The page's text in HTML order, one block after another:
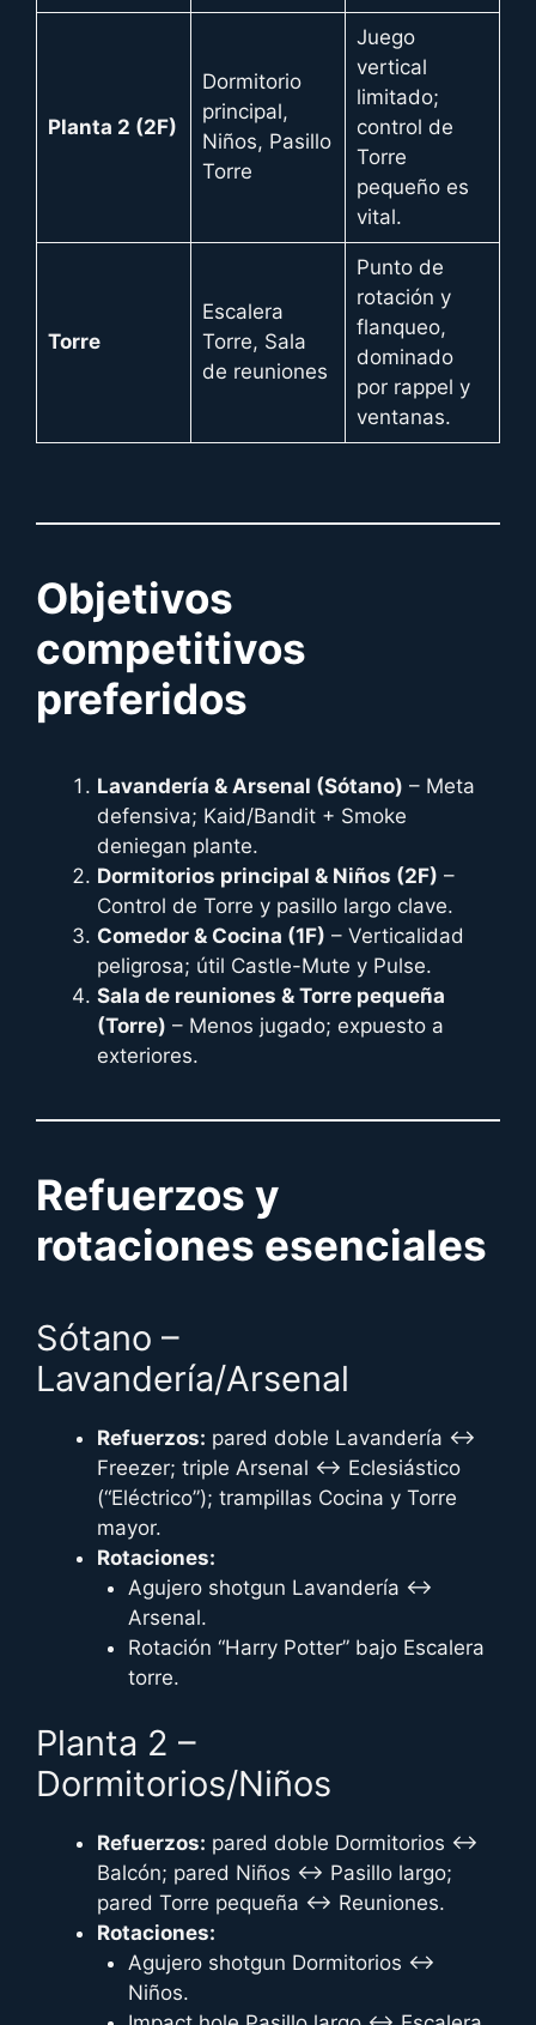
Planta 2 (2F)
Dormitorio
principal,
Niños, Pasillo
Torre
Juego
vertical
limitado;
control de
Torre
pequeño es
vital.
Torre
Escalera
Torre, Sala
de reuniones
Punto de
rotación y
flanqueo,
dominado
por rappel y
ventanas.
Objetivos
competitivos
preferidos
Lavandería & Arsenal (Sótano) – Meta
defensiva; Kaid/Bandit + Smoke
deniegan plante.
Dormitorios principal & Niños (2F) –
Control de Torre y pasillo largo clave.
Comedor & Cocina (1F) – Verticalidad
peligrosa; útil Castle-Mute y Pulse.
Sala de reuniones & Torre pequeña
(Torre) – Menos jugado; expuesto a
exteriores.
Refuerzos y
rotaciones esenciales
Sótano –
Lavandería/Arsenal
Refuerzos: pared doble Lavandería ↔
Freezer; triple Arsenal ↔ Eclesiástico
(“Eléctrico”); trampillas Cocina y Torre
mayor.
Rotaciones:
Agujero shotgun Lavandería ↔
Arsenal.
Rotación “Harry Potter” bajo Escalera
torre.
Planta 2 –
Dormitorios/Niños
Refuerzos: pared doble Dormitorios ↔
Balcón; pared Niños ↔ Pasillo largo;
pared Torre pequeña ↔ Reuniones.
Rotaciones:
Agujero shotgun Dormitorios ↔
Niños.